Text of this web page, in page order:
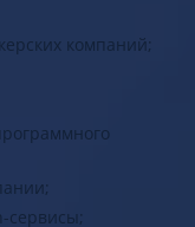
компаний;
сервисы;